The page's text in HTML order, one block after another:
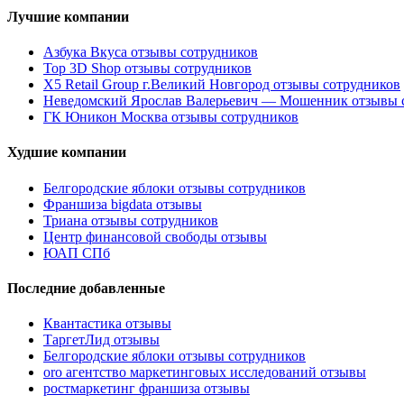
Лучшие компании
Азбука Вкуса отзывы сотрудников
Top 3D Shop отзывы сотрудников
X5 Retail Group г.Великий Новгород отзывы сотрудников
Неведомский Ярослав Валерьевич — Мошенник отзывы
ГК Юникон Москва отзывы сотрудников
Худшие компании
Белгородские яблоки отзывы сотрудников
Франшиза bigdata отзывы
Триана отзывы сотрудников
Центр финансовой свободы отзывы
ЮАП СПб
Последние добавленные
Квантастика отзывы
ТаргетЛид отзывы
Белгородские яблоки отзывы сотрудников
oro агентство маркетинговых исследований отзывы
ростмаркетинг франшиза отзывы